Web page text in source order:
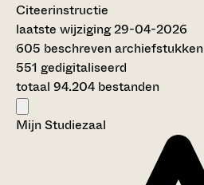
Citeerinstructie
laatste wijziging 29-04-2026
605 beschreven archiefstukken
551 gedigitaliseerd
totaal 94.204 bestanden
Mijn Studiezaal